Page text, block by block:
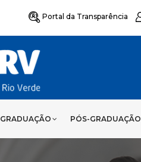
Portal da Transparência
GRADUAÇÃO PÓS-GRADUAÇÃO